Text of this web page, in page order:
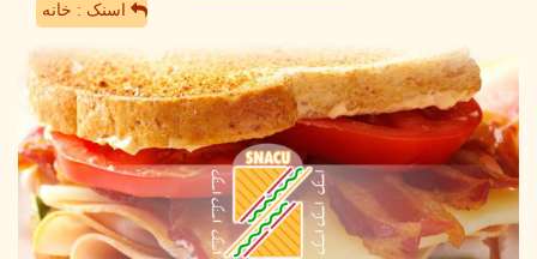
اسنک : خانه